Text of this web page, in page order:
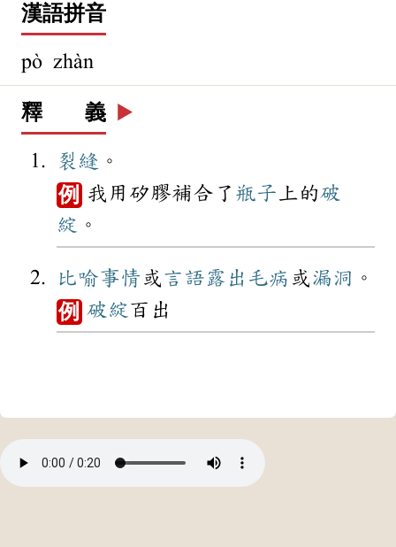
漢語拼音
pò zhàn
釋 義 ▶️
裂縫 。
例 我用矽膠補合了 瓶子 上的破
綻 。
比喻事情或言語 露出 毛病 或漏洞 。
例 破綻百出